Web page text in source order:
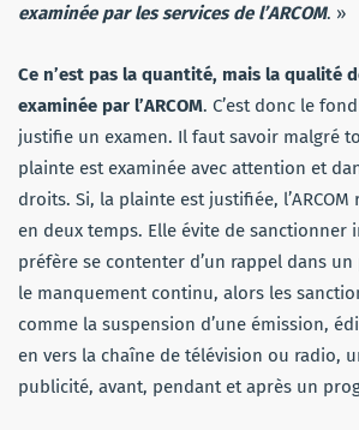
examinée par les services de l’ARCOM. »
Ce n’est pas la quantité, mais la qualité
examinée par l’ARCOM. C’est donc le
justifie un examen. Il faut savoir malgré
plainte est examinée avec attention et
droits. Si, la plainte est justifiée,
en deux temps. Elle évite de sanctionner
préfère se contenter d’un rappel dans
le manquement continu, alors les
comme la suspension d’une émission,
en vers la chaîne de télévision ou radio,
publicité, avant, pendant et après un